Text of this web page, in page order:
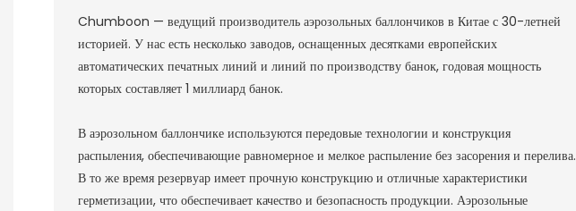
Chumboon — ведущий производитель аэрозольных баллончиков в Китае с 30-летней
историей. У нас есть несколько заводов, оснащенных десятками европейских
автоматических печатных линий и линий по производству банок, годовая мощность
которых составляет 1 миллиард банок.
В аэрозольном баллончике используются передовые технологии и конструкция
распыления, обеспечивающие равномерное и мелкое распыление без засорения и перелива.
В то же время резервуар имеет прочную конструкцию и отличные характеристики
герметизации, что обеспечивает качество и безопасность продукции. Аэрозольные